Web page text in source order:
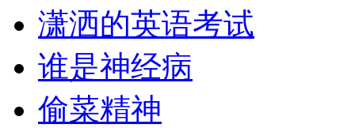
潇洒的英语考试
谁是神经病
偷菜精神